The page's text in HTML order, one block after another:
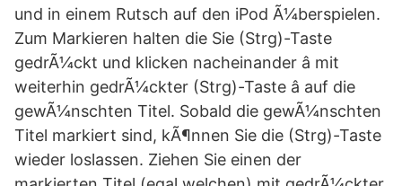
und in einem Rutsch auf den iPod Ã¼berspielen.
Zum Markieren halten die Sie (Strg)-Taste
gedrÃ¼ckt und klicken nacheinander â mit
weiterhin gedrÃ¼ckter (Strg)-Taste â auf die
gewÃ¼nschten Titel. Sobald die gewÃ¼nschten
Titel markiert sind, kÃ¶nnen Sie die (Strg)-Taste
wieder loslassen. Ziehen Sie einen der